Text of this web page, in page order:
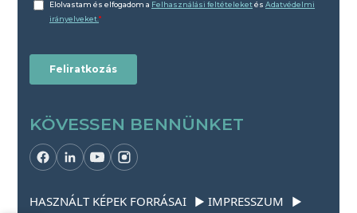
KÖVESSEN BENNÜNKET
HASZNÁLT KÉPEK FORRÁSAI ▶ IMPRESSZUM ▶